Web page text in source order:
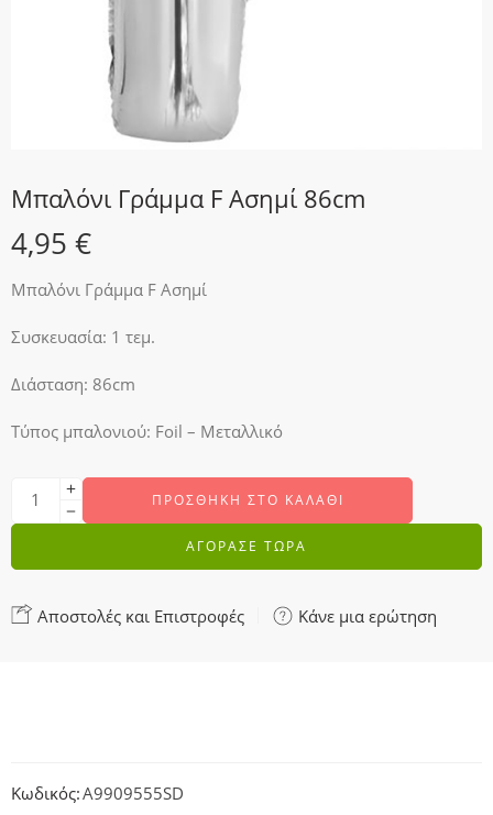
Μπαλόνι Γράμμα F Ασημί 86cm
4,95 €
Μπαλόνι Γράμμα F Ασημί
Συσκευασία: 1 τεμ.
Διάσταση: 86cm
Τύπος μπαλονιού: Foil – Μεταλλικό
ΠΡΟΣΘΉΚΗ ΣΤΟ ΚΑΛΆΘΙ
ΑΓΟΡΑΣΕ ΤΩΡΑ
Αποστολές και Επιστροφές Κάνε μια ερώτηση
Κωδικός:A9909555SD